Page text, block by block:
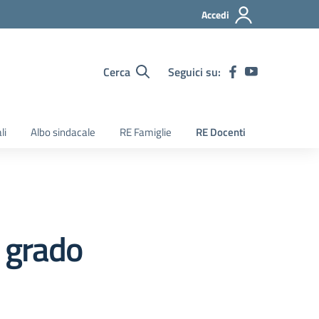
Accedi
Cerca Seguici su:
Albo sindacale RE Famiglie RE Docenti